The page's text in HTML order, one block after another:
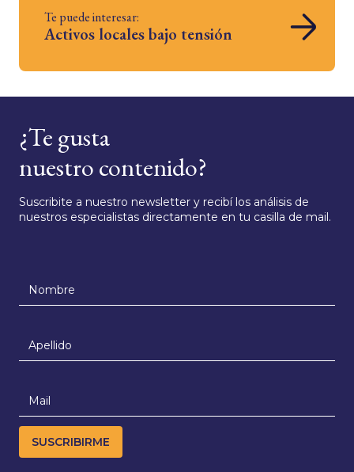
Te puede interesar:
Activos locales bajo tensión
¿Te gusta
nuestro contenido?
Suscribite a nuestro newsletter y recibí los análisis de
nuestros especialistas directamente en tu casilla de mail.